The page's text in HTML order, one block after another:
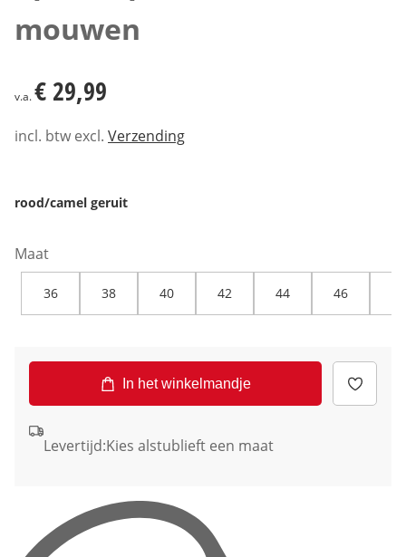
mouwen
€ 29,99
v.a.€ 29,99
incl. btw excl. Verzending
rood/camel geruit
Maat
36 38 40 42 44 46
In het winkelmandje
Levertijd:Kies alstublieft een maat